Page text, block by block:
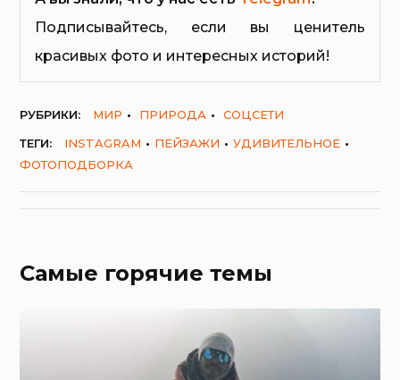
Подписывайтесь, если вы ценитель
красивых фото и интересных историй!
РУБРИКИ: МИР ПРИРОДА
СОЦСЕТИ
ТЕГИ:
INSTAGRAM ПЕЙЗАЖИ
УДИВИТЕЛЬНОЕ
ФОТОПОДБОРКА
Самые горячие темы